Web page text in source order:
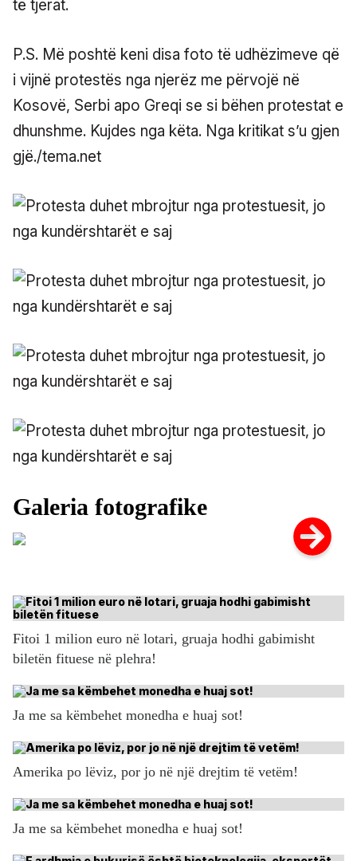
të tjerat.
P.S. Më poshtë keni disa foto të udhëzimeve që
i vijnë protestës nga njerëz me përvojë në
Kosovë, Serbi apo Greqi se si bëhen protestat e
dhunshme. Kujdes nga këta. Nga kritikat s’u gjen
gjë./tema.net
Fitoi 1 milion euro në lotari, gruaja hodhi gabimisht
biletën fituese në plehra!
Ja me sa këmbehet monedha e huaj sot!
Amerika po lëviz, por jo në një drejtim të vetëm!
Ja me sa këmbehet monedha e huaj sot!